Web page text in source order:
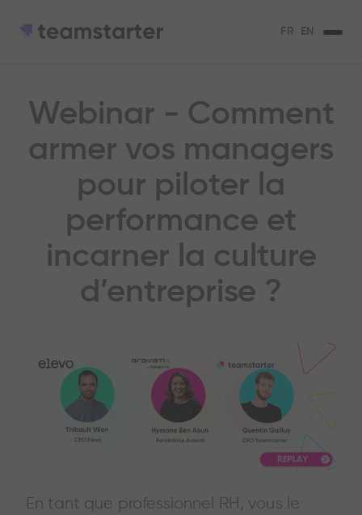
FR EN
Webinar - Comment
armer vos managers
pour piloter la
performance et
incarner la culture
d’entreprise ?
En tant que professionnel RH, vous le